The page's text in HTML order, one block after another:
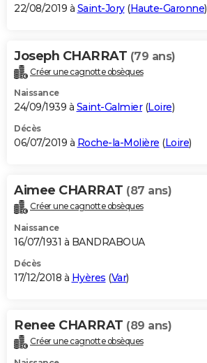
22/08/2019 à Saint-Jory(Haute-Garonne)
Joseph CHARRAT (79 ans)
Créer une cagnotte obsèques
Naissance
24/09/1939 à Saint-Galmier(Loire)
Décès
06/07/2019 à Roche-la-Molière (Loire)
Aimee CHARRAT (87 ans)
Créer une cagnotte obsèques
Naissance
16/07/1931 à BANDRABOUA
Décès
17/12/2018 à Hyères (Var)
Renee CHARRAT (89 ans)
Créer une cagnotte obsèques